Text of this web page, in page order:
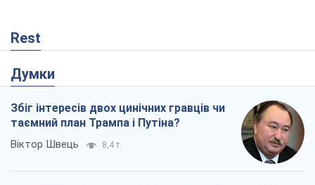
Rest
Думки
Збіг інтересів двох цинічних гравців чи
таємний план Трампа і Путіна?
Віктор Швець 8,4 т.